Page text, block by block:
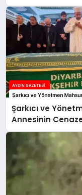
Şarkıcı ve
Annesinin